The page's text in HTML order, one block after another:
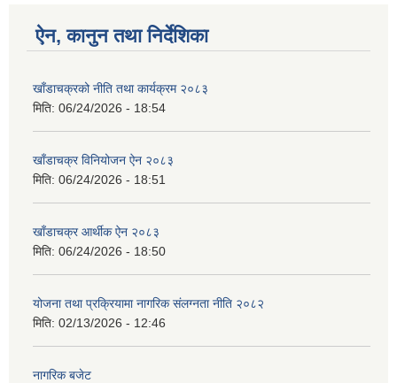
ऐन, कानुन तथा निर्देशिका
खाँडाचक्रको नीति तथा कार्यक्रम २०८३
मिति: 06/24/2026 - 18:54
खाँडाचक्र विनियोजन ऐन २०८३
मिति: 06/24/2026 - 18:51
खाँडाचक्र आर्थीक ऐन २०८३
मिति: 06/24/2026 - 18:50
योजना तथा प्रक्रियामा नागरिक संलग्नता नीति २०८२
मिति: 02/13/2026 - 12:46
नागरिक बजेट